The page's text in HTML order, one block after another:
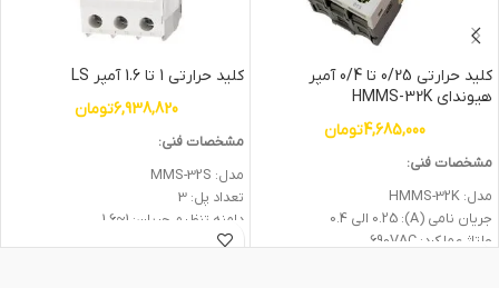
کلید حرارتی 0/25 تا 0/4 آمپر
هیوندای HMMS-32K
4,685,000تومان
مشخصات فنی:
مدل: HMMS-32K
جریان نامی (A): 0.25 الی 0.4
ولتاژ عملكرد: 690VAC
کلید حرارتی 1 تا 1.6 آمپر LS
6,938,820تومان
مشخصات فنی:
مدل: MMS-32S
تعداد پل: 3
دامنه تنظیم جریان: 1~1.6
ولتاژ عملکرد نامی: 690V